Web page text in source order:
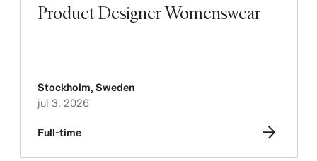
Product Designer Womenswear
Stockholm, Sweden
jul 3, 2026
Full-time